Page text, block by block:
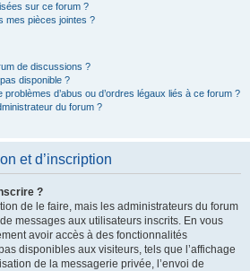
sur ce forum ?
mes pièces jointes ?
de discussions ?
disponible ?
d’abus ou d’ordres légaux liés à ce forum ?
du forum ?
et d’inscription
?
de le faire, mais les administrateurs du forum
messages aux utilisateurs inscrits. En vous
avoir accès à des fonctionnalités
disponibles aux visiteurs, tels que l’affichage
de la messagerie privée, l’envoi de